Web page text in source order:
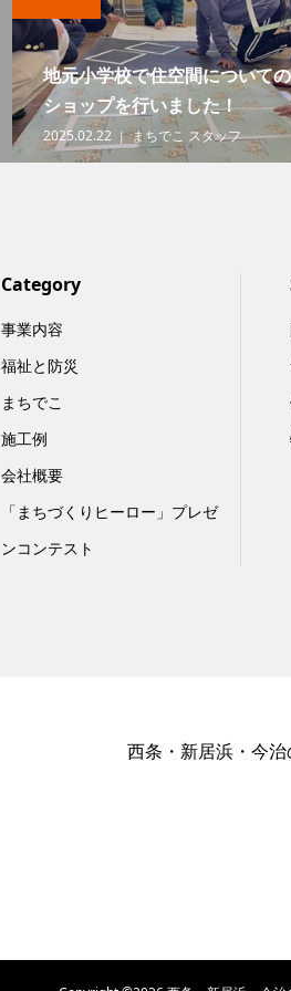
地元小学校で住空間について
ショップを行いました！
2025.02.22 まちでこ スタッフ
Category
事業内容
福祉と防災
まちでこ
施工例
会社概要
「まちづくりヒーロー」プレゼ
ンコンテスト
西条・新居浜・今